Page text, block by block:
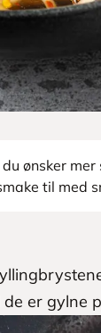
du ønsker
til med
er gylne